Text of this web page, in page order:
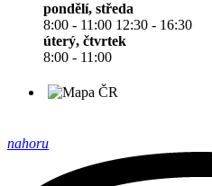
pondělí, středa
8:00 - 11:00 12:30 - 16:30
úterý, čtvrtek
8:00 - 11:00
nahoru